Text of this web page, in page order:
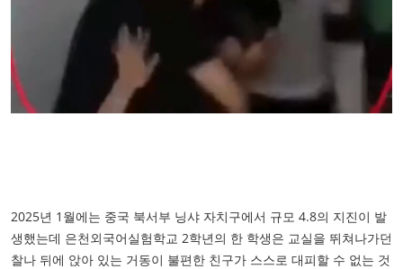
2025년 1월에는 중국 북서부 닝샤 자치구에서 규모 4.8의 지진이 발
생했는데 은천외국어실험학교 2학년의 한 학생은 교실을 뛰쳐나가던
찰나 뒤에 앉아 있는 거동이 불편한 친구가 스스로 대피할 수 없는 것